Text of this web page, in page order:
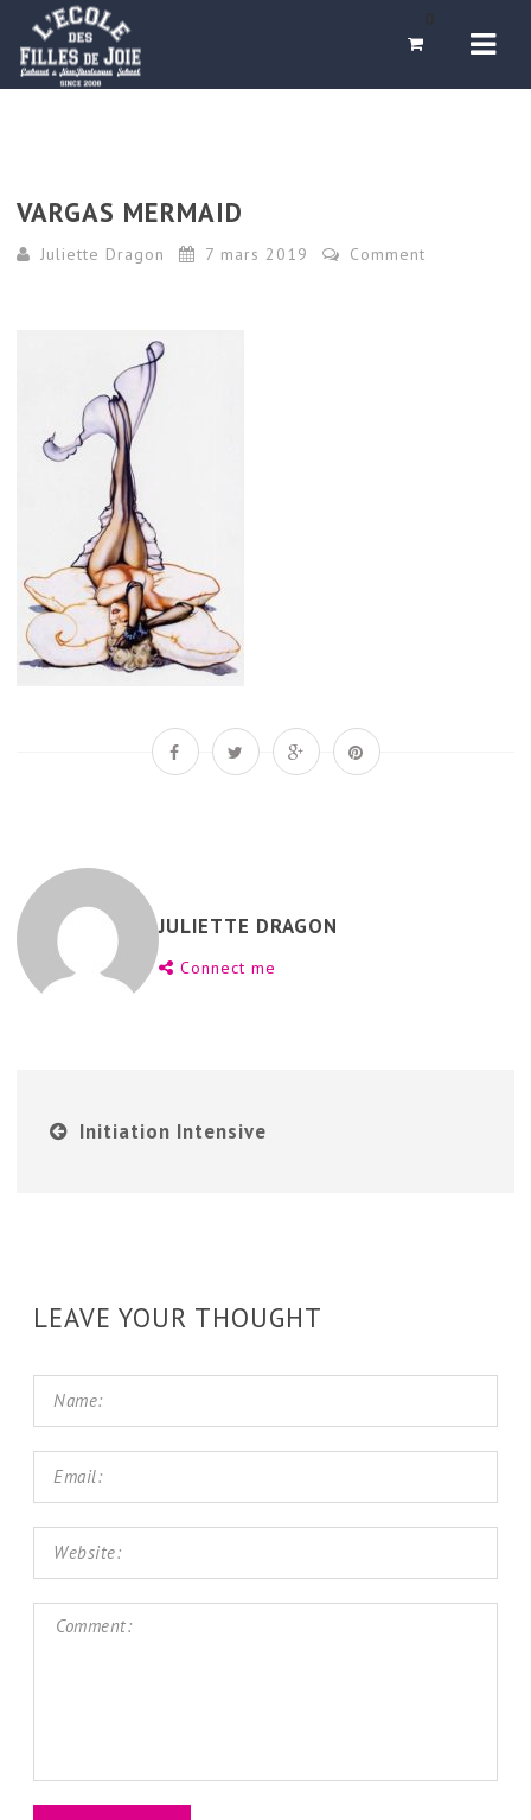
0
VARGAS MERMAID
Juliette Dragon 7 mars 2019 Comment
JULIETTE DRAGON
Connect me
Initiation Intensive
LEAVE YOUR THOUGHT